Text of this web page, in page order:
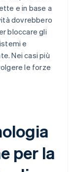
e in base a
dovrebbero
bloccare gli
e
Nei casi più
le forze
per la